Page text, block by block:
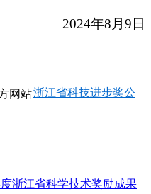
2024年8月9日
浙江省科技进步奖公
浙江省科学技术奖励成果